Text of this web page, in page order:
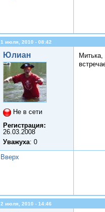
1 июля, 2010 - 08:42
Юлиан
Не в сети
Регистрация:
26.03.2008
Уважуха: 0
Вверх
2 июля, 2010 - 14:46